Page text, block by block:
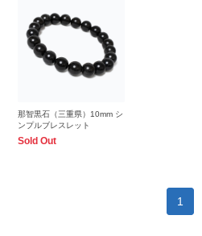
那智黒石（三重県）10mm シ
ンプルブレスレット
Sold Out
1